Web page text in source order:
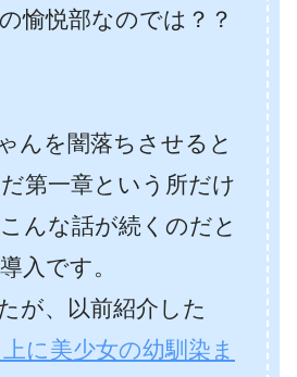
愉悦部なのでは？？
んを闇落ちさせると
第一章という所だけ
んな話が続くのだと
入です。
が、以前紹介した
に美少女の幼馴染ま